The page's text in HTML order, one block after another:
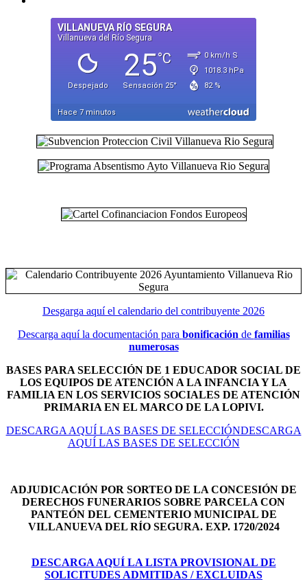
Desgarga aquí el calendario del contribuyente 2026
Descarga aquí la documentación para bonificación de familias
numerosas
BASES PARA SELECCIÓN DE 1 EDUCADOR SOCIAL DE
LOS EQUIPOS DE ATENCIÓN A LA INFANCIA Y LA
FAMILIA EN LOS SERVICIOS SOCIALES DE ATENCIÓN
PRIMARIA EN EL MARCO DE LA LOPIVI.
DESCARGA AQUÍ LAS BASES DE SELECCIÓNDESCARGA
AQUÍ LAS BASES DE SELECCIÓN
ADJUDICACIÓN POR SORTEO DE LA CONCESIÓN DE
DERECHOS FUNERARIOS SOBRE PARCELA CON
PANTEÓN DEL CEMENTERIO MUNICIPAL DE
VILLANUEVA DEL RÍO SEGURA. EXP. 1720/2024
DESCARGA AQUÍ LA LISTA PROVISIONAL DE
SOLICITUDES ADMITIDAS / EXCLUIDAS